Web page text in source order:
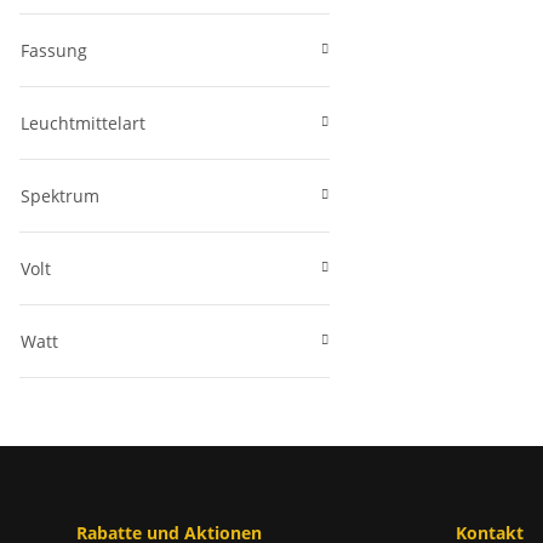
Fassung
Leuchtmittelart
Spektrum
Volt
Watt
Rabatte und Aktionen
Kontakt